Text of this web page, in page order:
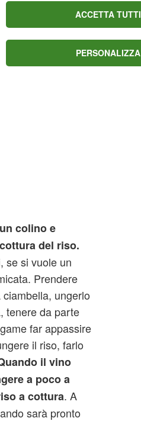
colino e
del riso.
se si vuole un
Prendere
ungerlo
tenere da parte
far appassire
il riso, farlo
il vino
a poco a
a cottura. A
sarà pronto
ACCETTA TUTTI
PERSONALIZZA